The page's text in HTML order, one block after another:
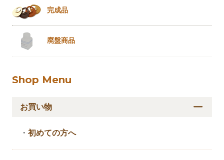
完成品
廃盤商品
Shop Menu
お買い物
・初めての方へ